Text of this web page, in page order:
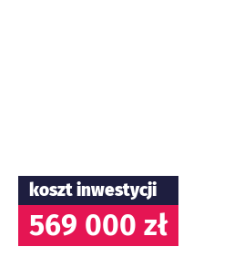
koszt inwestycji
569 000 zł